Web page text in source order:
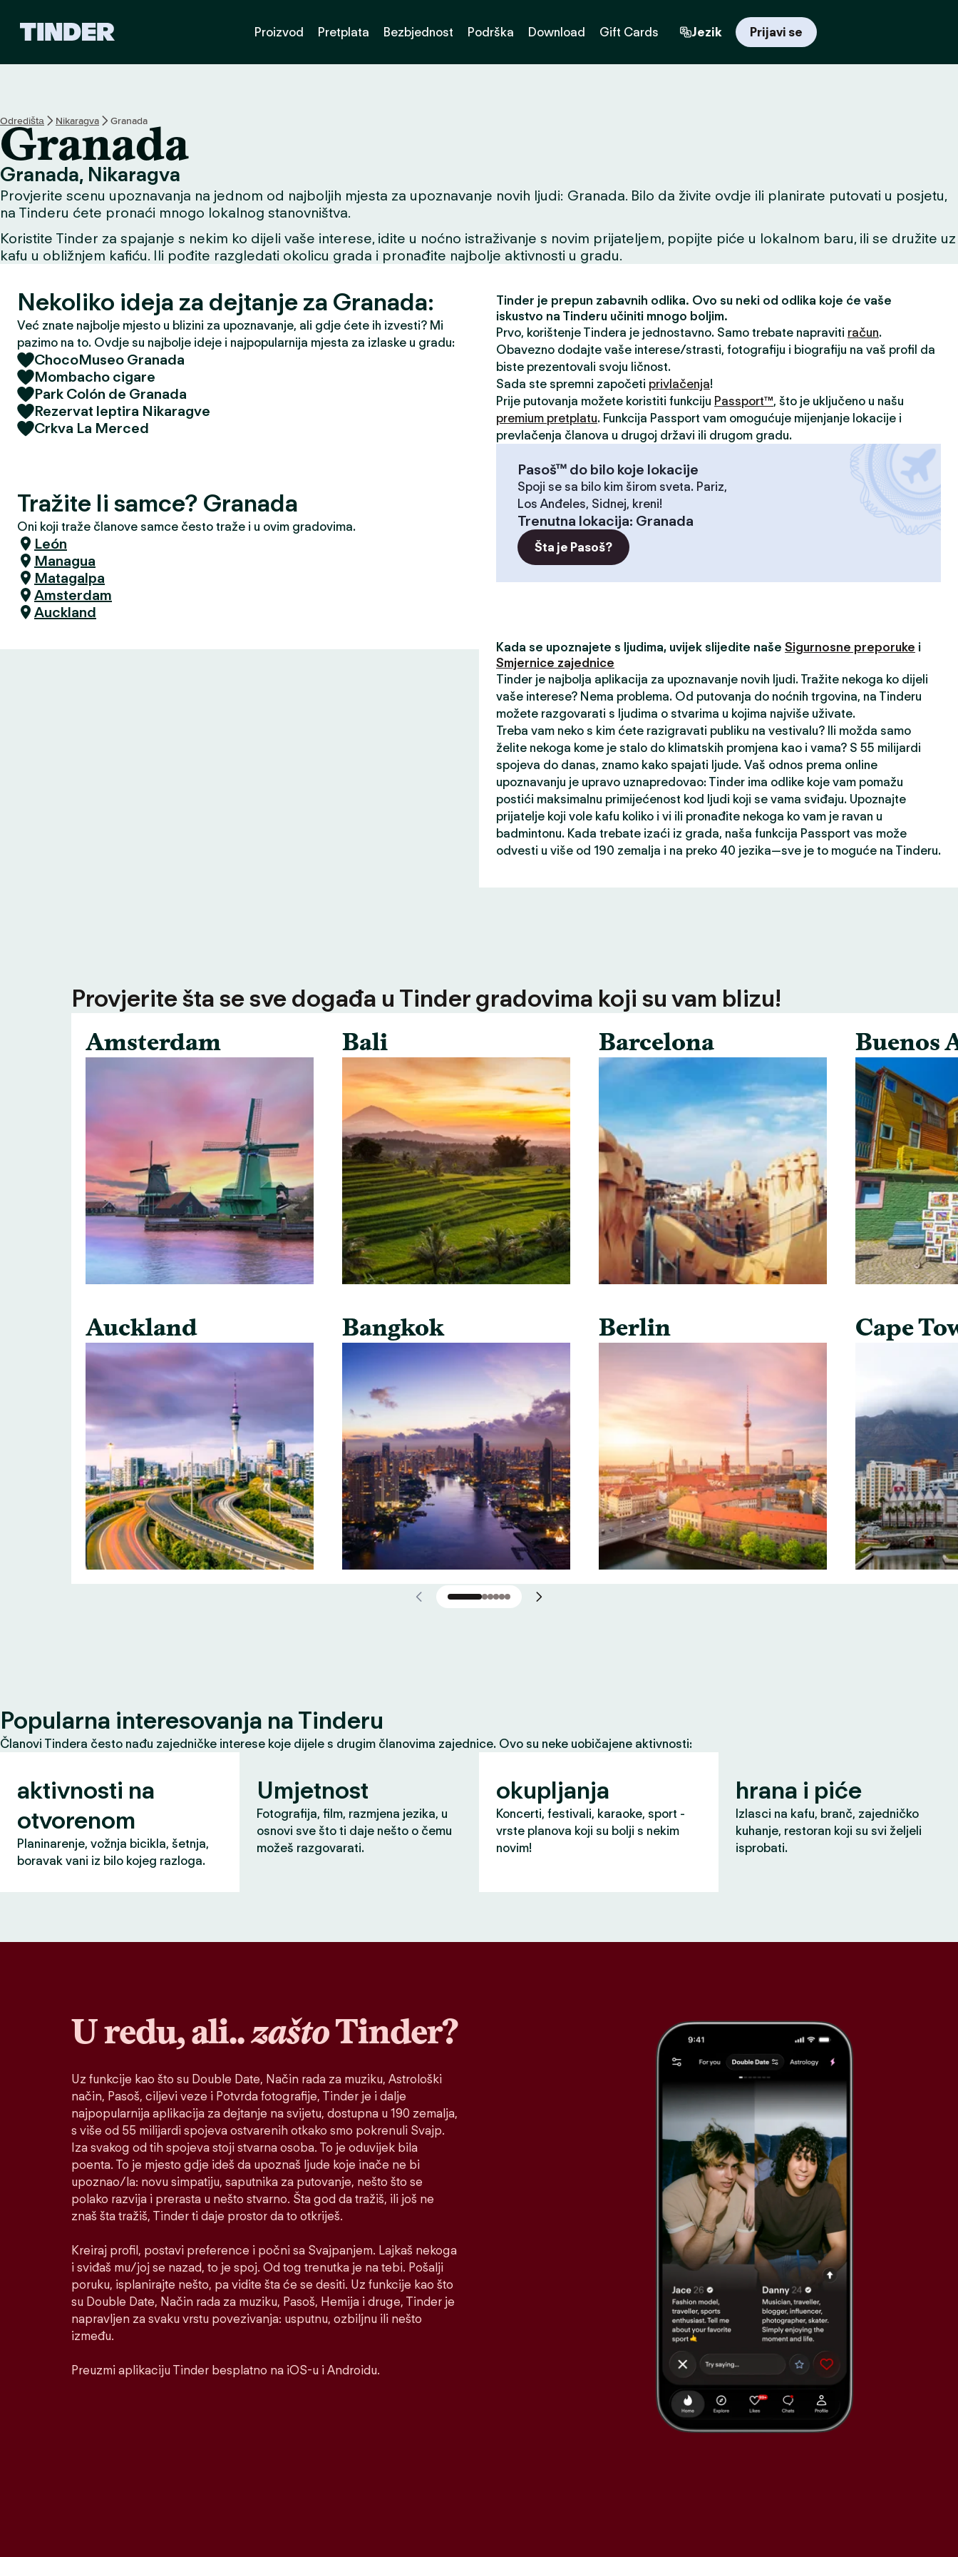
H
o
m
e
Proizvod Pretplata Bezbjednost Podrška Download Gift Cards Jezik Prijavi se
Odredištа Nikaragva Granada
Granada
Granada, Nikaragva
Provjerite scenu upoznavanja na jednom od najboljih mjesta za upoznavanje novih ljudi: Granada. Bilo da živite ovdje ili planirate putovati u posjetu,
na Tinderu ćete pronaći mnogo lokalnog stanovništva.
Koristite Tinder za spajanje s nekim ko dijeli vaše interese, idite u noćno istraživanje s novim prijateljem, popijte piće u lokalnom baru, ili se družite uz
kafu u obližnjem kafiću. Ili pođite razgledati okolicu grada i pronađite najbolje aktivnosti u gradu.
Nekoliko ideja za dejtanje za Granada:
Već znate najbolje mjesto u blizini za upoznavanje, ali gdje ćete ih izvesti? Mi
pazimo na to. Ovdje su najbolje ideje i najpopularnija mjesta za izlaske u gradu:
ChocoMuseo Granada
Mombacho cigare
Park Colón de Granada
Rezervat leptira Nikaragve
Crkva La Merced
Tražite li samce? Granada
Oni koji traže članove samce često traže i u ovim gradovima.
León
Managua
Matagalpa
Amsterdam
Auckland
Tinder je prepun zabavnih odlika. Ovo su neki od odlika koje će vaše
iskustvo na Tinderu učiniti mnogo boljim.
Prvo, korištenje Tindera je jednostavno. Samo trebate napraviti račun.
Obavezno dodajte vaše interese/strasti, fotografiju i biografiju na vaš profil da
biste prezentovali svoju ličnost.
Sada ste spremni započeti privlačenja!
Prije putovanja možete koristiti funkciju Passport™, što je uključeno u našu
premium pretplatu. Funkcija Passport vam omogućuje mijenjanje lokacije i
prevlačenja članova u drugoj državi ili drugom gradu.
Pasoš™ do bilo koje lokacije
Spoji se sa bilo kim širom sveta. Pariz,
Los Anđeles, Sidnej, kreni!
Trenutna lokacija: Granada
Šta je Pasoš?
Kada se upoznajete s ljudima, uvijek slijedite naše Sigurnosne preporuke i
Smjernice zajednice
Tinder je najbolja aplikacija za upoznavanje novih ljudi. Tražite nekoga ko dijeli
vaše interese? Nema problema. Od putovanja do noćnih trgovina, na Tinderu
možete razgovarati s ljudima o stvarima u kojima najviše uživate.
Treba vam neko s kim ćete razigravati publiku na vestivalu? Ili možda samo
želite nekoga kome je stalo do klimatskih promjena kao i vama? S 55 milijardi
spojeva do danas, znamo kako spajati ljude. Vaš odnos prema online
upoznavanju je upravo uznapredovao: Tinder ima odlike koje vam pomažu
postići maksimalnu primijećenost kod ljudi koji se vama sviđaju. Upoznajte
prijatelje koji vole kafu koliko i vi ili pronađite nekoga ko vam je ravan u
badmintonu. Kada trebate izaći iz grada, naša funkcija Passport vas može
odvesti u više od 190 zemalja i na preko 40 jezika—sve je to moguće na Tinderu.
Provjerite šta se sve događa u Tinder gradovima koji su vam blizu!
Amsterdam
Auckland
Bali
Bangkok
Barcelona
Berlin
Buenos
Cape
Popularna interesovanja na Tinderu
Članovi Tindera često nađu zajedničke interese koje dijele s drugim članovima zajednice. Ovo su neke uobičajene aktivnosti:
aktivnosti na
otvorenom
Planinarenje, vožnja bicikla, šetnja,
boravak vani iz bilo kojeg razloga.
Umjetnost
Fotografija, film, razmjena jezika, u
osnovi sve što ti daje nešto o čemu
možeš razgovarati.
okupljanja
Koncerti, festivali, karaoke, sport -
vrste planova koji su bolji s nekim
novim!
hrana i piće
Izlasci na kafu, branč, zajedničko
kuhanje, restoran koji su svi željeli
isprobati.
U redu, ali..zaštoTinder?
Uz funkcije kao što su Double Date, Način rada za muziku, Astrološki
način, Pasoš, ciljevi veze i Potvrda fotografije, Tinder je i dalje
najpopularnija aplikacija za dejtanje na svijetu, dostupna u 190 zemalja,
s više od 55 milijardi spojeva ostvarenih otkako smo pokrenuli Svajp.
Iza svakog od tih spojeva stoji stvarna osoba. To je oduvijek bila
poenta. To je mjesto gdje ideš da upoznaš ljude koje inače ne bi
upoznao/la: novu simpatiju, saputnika za putovanje, nešto što se
polako razvija i prerasta u nešto stvarno. Šta god da tražiš, ili još ne
znaš šta tražiš, Tinder ti daje prostor da to otkriješ.
Kreiraj profil, postavi preference i počni sa Svajpanjem. Lajkaš nekoga
i sviđaš mu/joj se nazad, to je spoj. Od tog trenutka je na tebi. Pošalji
poruku, isplanirajte nešto, pa vidite šta će se desiti. Uz funkcije kao što
su Double Date, Način rada za muziku, Pasoš, Hemija i druge, Tinder je
napravljen za svaku vrstu povezivanja: usputnu, ozbiljnu ili nešto
između.
Preuzmi aplikaciju Tinder besplatno na iOS-u i Androidu.